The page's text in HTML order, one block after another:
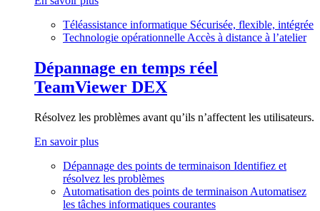
Téléassistance informatique Sécurisée, flexible, intégrée
Technologie opérationnelle Accès à distance à l’atelier
Dépannage en temps réel
TeamViewer DEX
Résolvez les problèmes avant qu’ils n’affectent les utilisateurs.
En savoir plus
Dépannage des points de terminaison Identifiez et
résolvez les problèmes
Automatisation des points de terminaison Automatisez
les tâches informatiques courantes